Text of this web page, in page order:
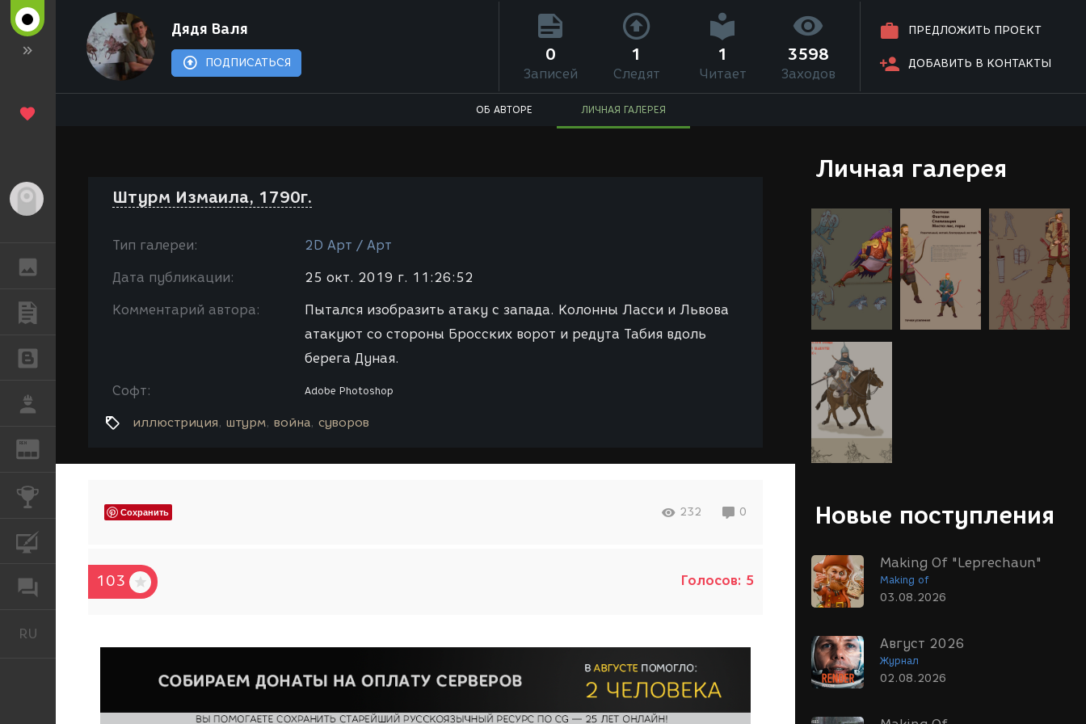
ПУБЛИКАЦИИ
REN
RU
Дядя Валя
ПОДПИСАТЬСЯ
ПРЕДЛОЖИТЬ ПРОЕКТ
ДОБАВИТЬ В КОНТАКТЫ
0
Записей
1
Следят
1
Читает
3598
Заходов
ОБ АВТОРЕ ЛИЧНАЯ ГАЛЕРЕЯ
Личная галерея
Новые поступления
Making Of "Leprechaun"
Making of
03.08.2026
Август 2026
Журнал
02.08.2026
Штурм Измаила, 1790г.
Тип галереи: 2D Арт / Арт
Дата публикации: 25 окт. 2019 г. 11:26:52
Комментарий автора:
Пытался изобразить атаку с запада. Колонны Ласси и Львова
атакуют со стороны Бросских ворот и редута Табия вдоль
берега Дуная.
Софт: Adobe Photoshop
иллюстриция штурм война суворов
Сохранить 232 0
103 Голосов: 5